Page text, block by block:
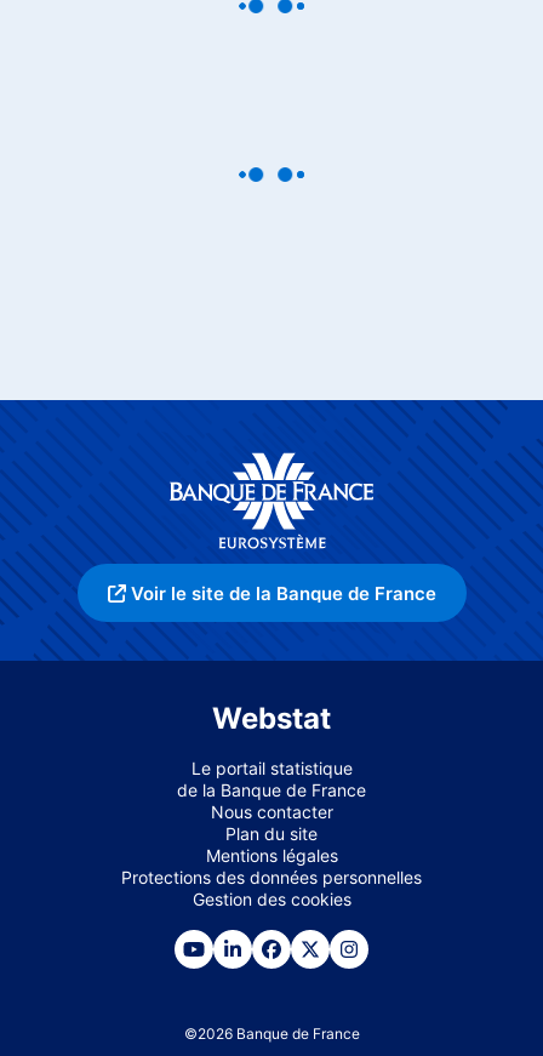
Voir le site de la Banque de France
Webstat
Le portail statistique
de la Banque de France
Nous contacter
Plan du site
Mentions légales
Protections des données personnelles
Gestion des cookies
©2026 Banque de France